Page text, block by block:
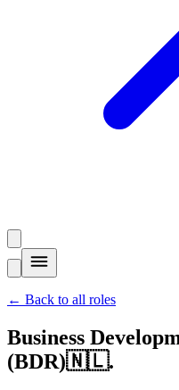
← Back to all roles
Business
(BDR)🇳🇱.